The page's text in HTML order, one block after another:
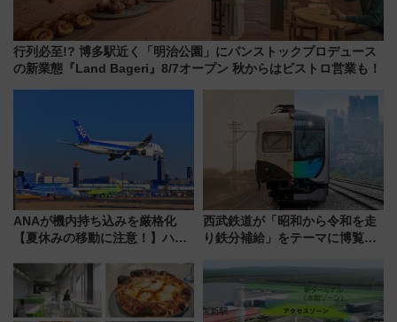
行列必至!? 博多駅近く「明治公園」にパンストックプロデュース
の新業態『Land Bageri』8/7オープン 秋からはビストロ営業も！
ANAが機内持ち込みを厳格化
【夏休みの移動に注意！】ハン
「身の回り品」新サイズ制限
(40×30×20cm)おさらい
西武鉄道が「昭和から令和を走
り鉄分補給」をテーマに博覧会
14日から 新車両「トキイロ」体
験ブースも アクセスや申込方法
を解説